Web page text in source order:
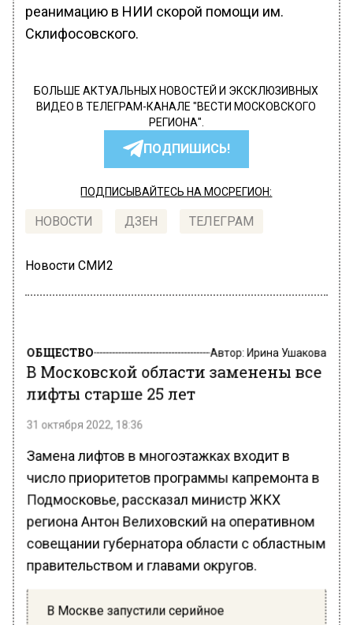
реанимацию в НИИ скорой помощи им.
Склифосовского.
БОЛЬШЕ АКТУАЛЬНЫХ НОВОСТЕЙ И ЭКСКЛЮЗИВНЫХ
ВИДЕО В ТЕЛЕГРАМ-КАНАЛЕ "ВЕСТИ МОСКОВСКОГО
РЕГИОНА".
ПОДПИШИСЬ!
ПОДПИСЫВАЙТЕСЬ НА МОСРЕГИОН:
НОВОСТИ ДЗЕН ТЕЛЕГРАМ
Новости СМИ2
ОБЩЕСТВО Автор:Ирина Ушакова
В Московской области заменены все
лифты старше 25 лет
31 октября 2022, 18:36
Замена лифтов в многоэтажках входит в
число приоритетов программы капремонта в
Подмосковье, рассказал министр ЖКХ
региона Антон Велиховский на оперативном
совещании губернатора области с областным
правительством и главами округов.
В Москве запустили серийное